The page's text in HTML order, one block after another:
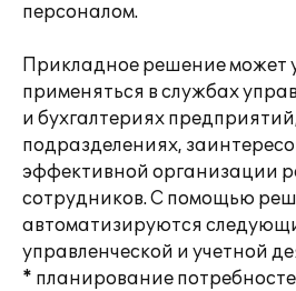
персоналом.
Прикладное решение может
применяться в службах
и бухгалтериях
подразделениях,
эффективной организации
сотрудников. С помощью
автоматизируются
управленческой и учетной
* планирование